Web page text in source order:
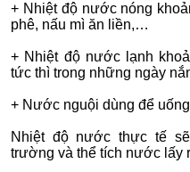
+ Nhiệt độ nước nóng
phê, nấu mì ăn liền,…
+ Nhiệt độ nước lạnh
tức thì trong những ngày
+ Nước nguội dùng để
Nhiệt độ nước thực tế
trường và thể tích nước lấy